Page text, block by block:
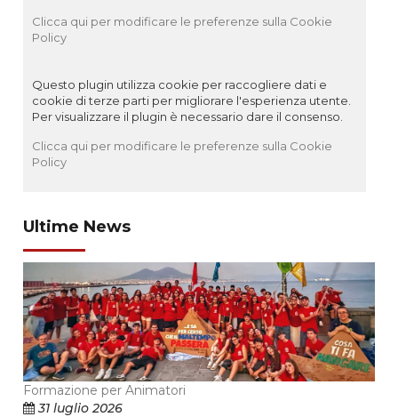
Clicca qui per modificare le preferenze sulla Cookie
Policy
Questo plugin utilizza cookie per raccogliere dati e
cookie di terze parti per migliorare l'esperienza utente.
Per visualizzare il plugin è necessario dare il consenso.
Clicca qui per modificare le preferenze sulla Cookie
Policy
Ultime News
Formazione per Animatori
31 luglio 2026